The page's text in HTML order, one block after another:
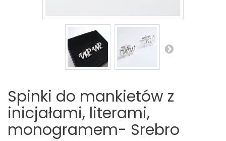
Spinki do mankietów z
inicjałami, literami,
monogramem- Srebro